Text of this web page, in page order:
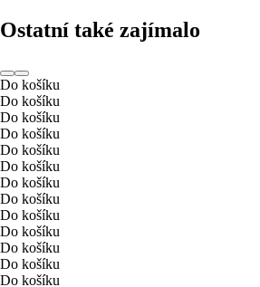
Ostatní také zajímalo
Do košíku
Do košíku
Do košíku
Do košíku
Do košíku
Do košíku
Do košíku
Do košíku
Do košíku
Do košíku
Do košíku
Do košíku
Do košíku